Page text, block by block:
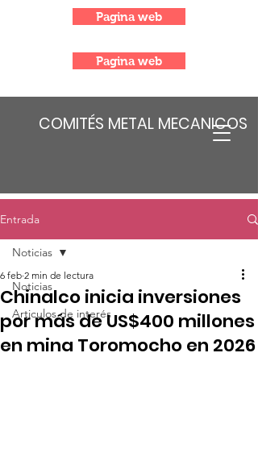
COMITÉS METAL MECANICOS
Pagina web
Pagina web
Entrada
Noticias
Articulos de interés
Noticias
Chinalco inicia inversiones
por más de US$400 millones
en mina Toromocho en 2026
6 feb 2 min de lectura